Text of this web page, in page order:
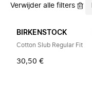
Verwijder alle filters
BIRKENSTOCK
Cotton Slub Regular Fit
30,50 €